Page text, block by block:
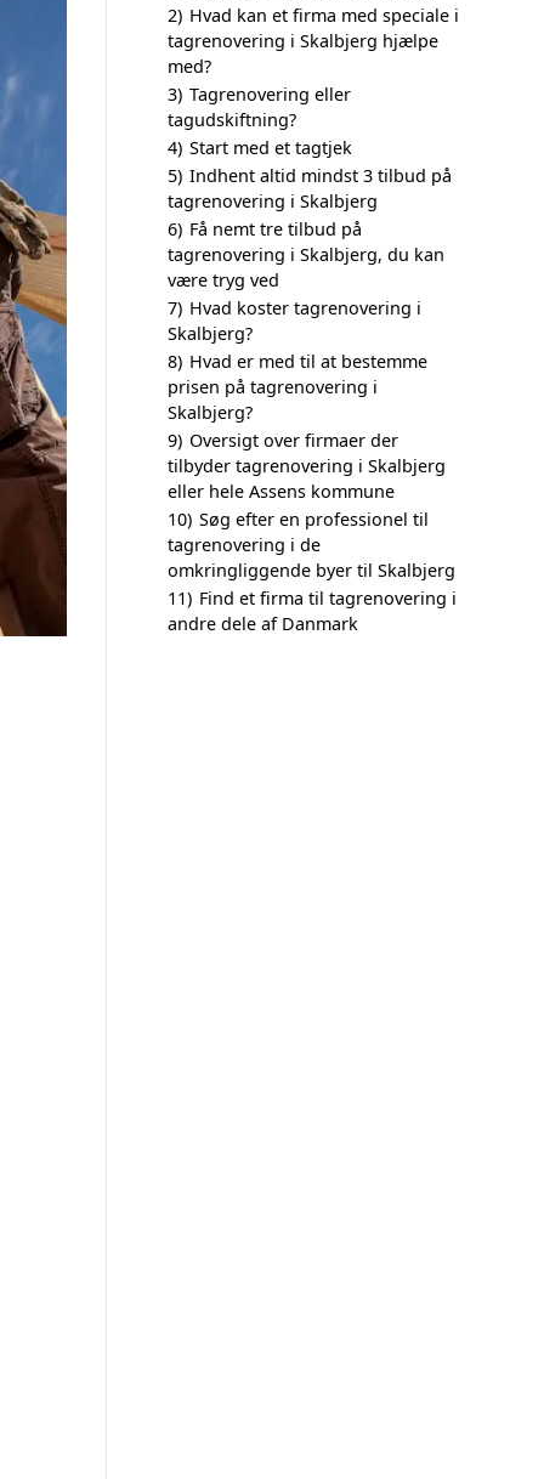
2) Hvad kan et firma med speciale i
tagrenovering i Skalbjerg hjælpe
med?
3) Tagrenovering eller
tagudskiftning?
4) Start med et tagtjek
5) Indhent altid mindst 3 tilbud på
tagrenovering i Skalbjerg
6) Få nemt tre tilbud på
tagrenovering i Skalbjerg, du kan
være tryg ved
7) Hvad koster tagrenovering i
Skalbjerg?
8) Hvad er med til at bestemme
prisen på tagrenovering i
Skalbjerg?
9) Oversigt over firmaer der
tilbyder tagrenovering i Skalbjerg
eller hele Assens kommune
10) Søg efter en professionel til
tagrenovering i de
omkringliggende byer til Skalbjerg
11) Find et firma til tagrenovering i
andre dele af Danmark